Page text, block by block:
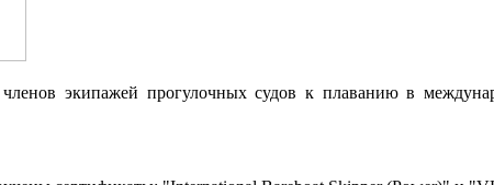
экипажей прогулочных судов к плаванию в